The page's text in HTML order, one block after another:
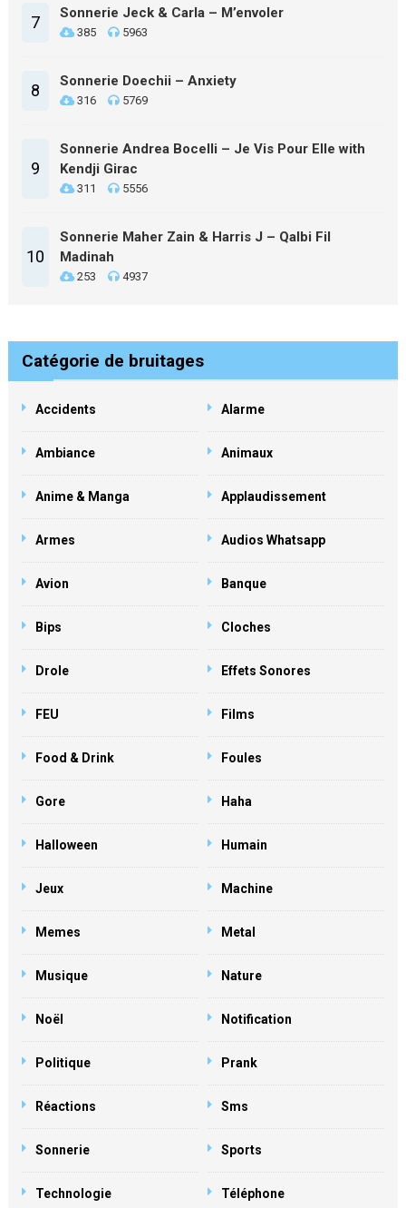
7 Sonnerie Jeck & Carla – M’envoler
385 5963
8 Sonnerie Doechii – Anxiety
316 5769
9
Sonnerie Andrea Bocelli – Je Vis Pour Elle with
Kendji Girac
311 5556
10
Sonnerie Maher Zain & Harris J – Qalbi Fil
Madinah
253 4937
Catégorie de bruitages
Accidents Alarme
Ambiance Animaux
Anime & Manga Applaudissement
Armes Audios Whatsapp
Avion Banque
Bips Cloches
Drole Effets Sonores
FEU Films
Food & Drink Foules
Gore Haha
Halloween Humain
Jeux Machine
Memes Metal
Musique Nature
Noël Notification
Politique Prank
Réactions Sms
Sonnerie Sports
Technologie Téléphone